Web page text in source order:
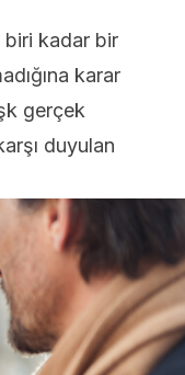
biri kadar bir
karar
gerçek
duyulan